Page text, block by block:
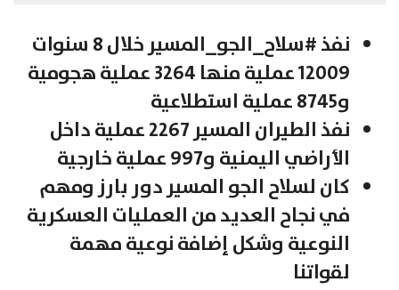
نفذ #سلاح_الجو_المسير خلال 8 سنوات
12009 عملية منها 3264 عملية هجومية
و8745 عملية استطلاعية
نفذ الطيران المسير 2267 عملية داخل
الأراضي اليمنية و997 عملية خارجية
كان لسلاح الجو المسير دور بارز ومهم
في نجاح العديد من العمليات العسكرية
النوعية وشكل إضافة نوعية مهمة
لقواتنا